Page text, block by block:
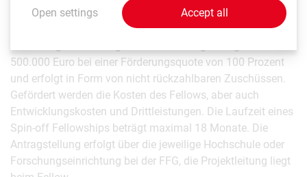
Die Ausschreibung richtet sich an Interessierte mit
mindestens einem Bachelorabschluss an Universitäten und
500.000 Euro bei einer Förderungsquote von 100 Prozent
und erfolgt in Form von nicht rückzahlbaren Zuschüssen.
Gefördert werden die Kosten des Fellows, aber auch
Entwicklungskosten und Drittleistungen. Die Laufzeit eines
Spin-off Fellowships beträgt maximal 18 Monate. Die
Antragstellung erfolgt über die jeweilige Hochschule oder
Forschungseinrichtung bei der FFG, die Projektleitung liegt
Open settings Accept all